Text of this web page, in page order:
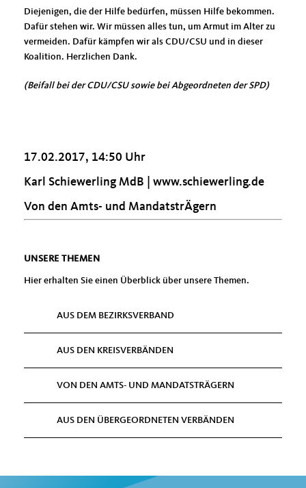
Diejenigen, die der Hilfe bedürfen, müssen Hilfe bekommen.
Dafür stehen wir. Wir müssen alles tun, um Armut im Alter zu
vermeiden. Dafür kämpfen wir als CDU/CSU und in dieser
Koalition. Herzlichen Dank.
(Beifall bei der CDU/CSU sowie bei Abgeordneten der SPD)
17.02.2017, 14:50 Uhr
Karl Schiewerling MdB | www.schiewerling.de
Von den Amts- und MandatstrÄgern
UNSERE THEMEN
Hier erhalten Sie einen Überblick über unsere Themen.
AUS DEM BEZIRKSVERBAND
AUS DEN KREISVERBÄNDEN
VON DEN AMTS- UND MANDATSTRÄGERN
AUS DEN ÜBERGEORDNETEN VERBÄNDEN